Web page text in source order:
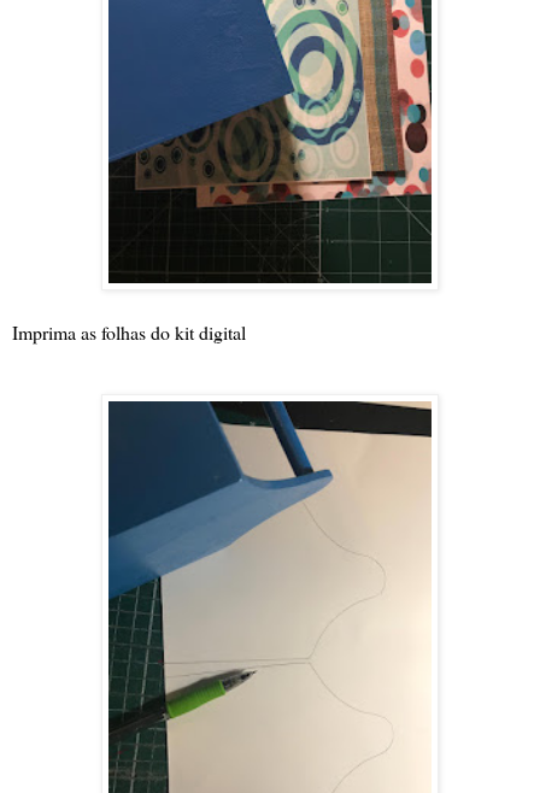
Imprima as folhas do kit digital